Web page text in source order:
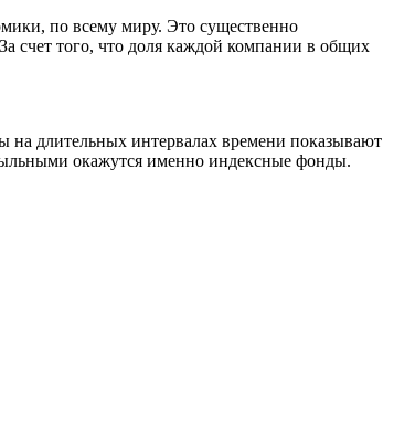
по всему миру. Это существенно
счет того, что доля каждой компании в общих
длительных интервалах времени показывают
окажутся именно индексные фонды.